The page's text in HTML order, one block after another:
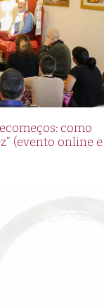
como
(evento online e